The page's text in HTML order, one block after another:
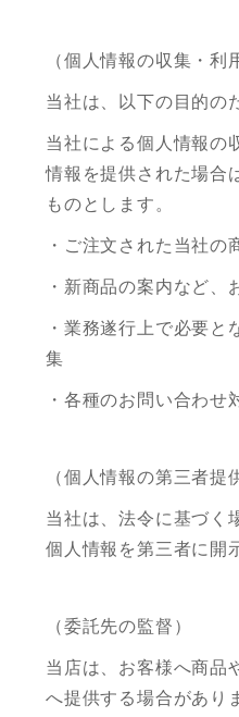
（個人情報の収集・利
当社は、以下の目的の
当社による個人情報の
情報を提供された場合
ものとします。
・ご注文された当社
・新商品の案内など
・業務遂行上で必要
集
・各種のお問い合わせ
（個人情報の第三者提
当社は、法令に基づく
個人情報を第三者に開
（委託先の監督）
当店は、お客様へ商品
へ提供する場合があり